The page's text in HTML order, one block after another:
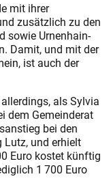
mit ihrer
zusätzlich zu den
sowie Urnenhain-
Damit, und mit der
ist auch der
als Sylvia
dem Gemeinderat
bei den
Lutz, und erhielt
Euro kostet künftig
1 700 Euro